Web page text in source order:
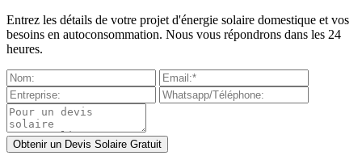
Entrez les détails de votre projet d'énergie solaire domestique et vos
besoins en autoconsommation. Nous vous répondrons dans les 24
heures.